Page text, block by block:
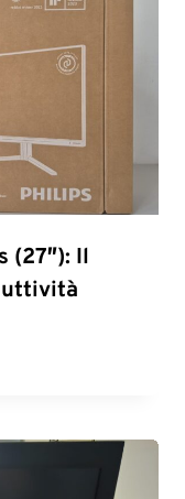
(27″): Il